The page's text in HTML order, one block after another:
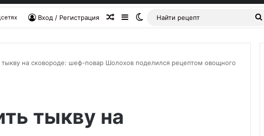
Вход / Регистрация Случайная статья
SidebarSwitch skin
тыкву на сковороде: шеф-повар Шолохов поделился рецептом овощного
тыкву на